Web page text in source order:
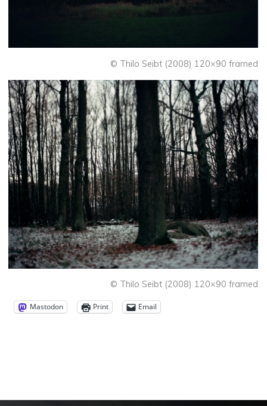
© Thilo Seibt (2008) 120×90 framed
© Thilo Seibt (2008) 120×90 framed
Mastodon Print Email